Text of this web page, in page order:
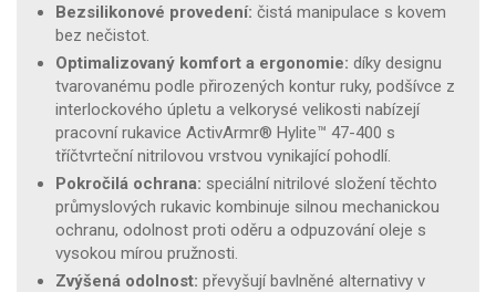
Bezsilikonové provedení: čistá manipulace s kovem
bez nečistot.
Optimalizovaný komfort a ergonomie: díky designu
tvarovanému podle přirozených kontur ruky, podšívce z
interlockového úpletu a velkorysé velikosti nabízejí
pracovní rukavice ActivArmr® Hylite™ 47-400 s
tříčtvrteční nitrilovou vrstvou vynikající pohodlí.
Pokročilá ochrana: speciální nitrilové složení těchto
průmyslových rukavic kombinuje silnou mechanickou
ochranu, odolnost proti oděru a odpuzování oleje s
vysokou mírou pružnosti.
Zvýšená odolnost: převyšují bavlněné alternativy v